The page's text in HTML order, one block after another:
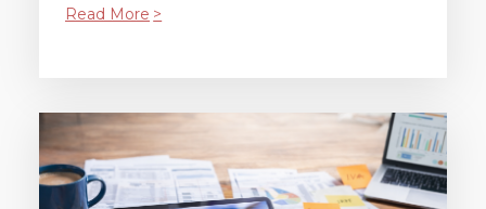
Read More